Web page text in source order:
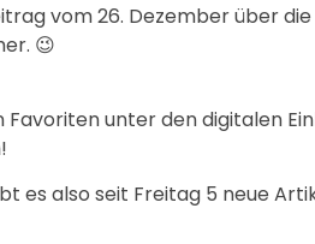
vom 26. Dezember über
😉
unter den digitalen
es also seit Freitag 5 neue